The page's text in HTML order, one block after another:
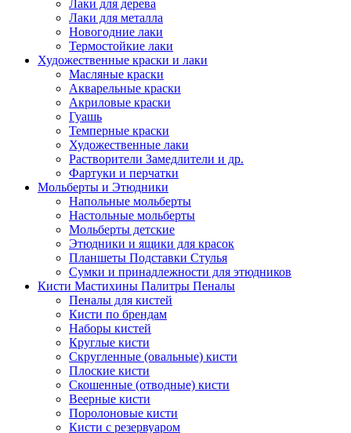
Лаки для дерева
Лаки для металла
Новогодние лаки
Термостойкие лаки
Художественные краски и лаки
Масляные краски
Акварельные краски
Акриловые краски
Гуашь
Темперные краски
Художественные лаки
Растворители Замедлители и др.
Фартуки и перчатки
Мольберты и Этюдники
Напольные мольберты
Настольные мольберты
Мольберты детские
Этюдники и ящики для красок
Планшеты Подставки Стулья
Сумки и принадлежности для этюдников
Кисти Мастихины Палитры Пеналы
Пеналы для кистей
Кисти по брендам
Наборы кистей
Круглые кисти
Скругленные (овальные) кисти
Плоские кисти
Скошенные (отводные) кисти
Веерные кисти
Поролоновые кисти
Кисти с резервуаром